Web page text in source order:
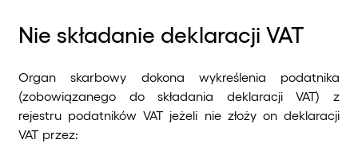
Nie składanie deklaracji VAT
Organ skarbowy dokona wykreślenia podatnika
(zobowiązanego do składania deklaracji VAT) z
rejestru podatników VAT jeżeli nie złoży on deklaracji
VAT przez: